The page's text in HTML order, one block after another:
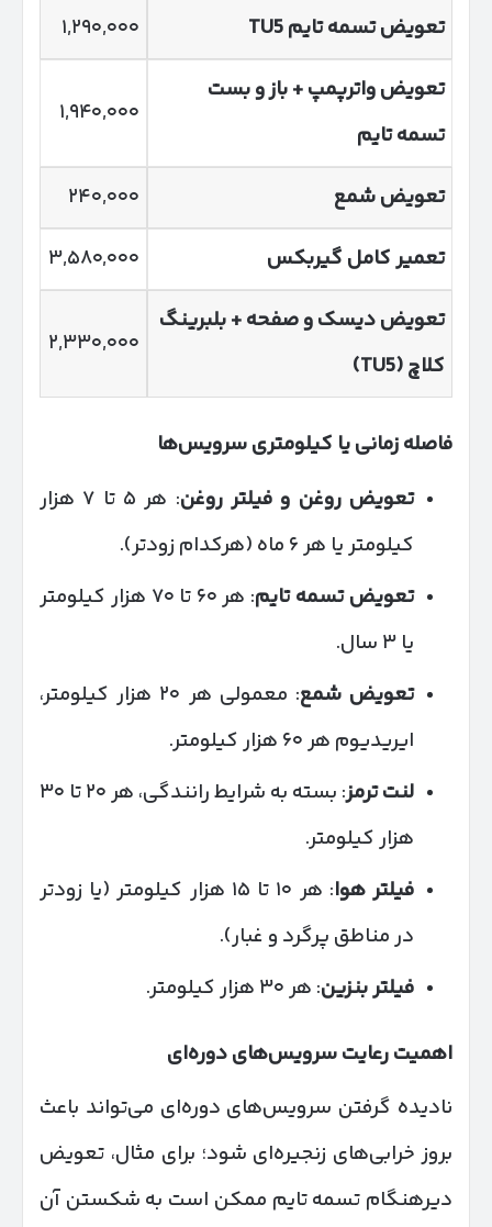
تعویض تسمه تایمTU5
۱,۲۹۰,۰۰۰
تعویض واترپمپ + باز و بست
تسمه تایم
۱,۹۴۰,۰۰۰
تعویض شمع
۲۴۰,۰۰۰
تعمیر کامل گیربکس
۳,۵۸۰,۰۰۰
تعویض دیسک و صفحه + بلبرینگ
کلاچ(TU5)
۲,۳۳۰,۰۰۰
فاصله زمانی یا کیلومتری سرویس‌ها
تعویض روغن و فیلتر روغن
: هر ۵ تا ۷ هزار
کیلومتر یا هر ۶ ماه (هرکدام زودتر).
تعویض تسمه تایم
: هر ۶۰ تا ۷۰ هزار کیلومتر
یا ۳ سال.
تعویض شمع
: معمولی هر ۲۰ هزار کیلومتر،
ایریدیوم هر ۶۰ هزار کیلومتر.
لنت ترمز
: بسته به شرایط رانندگی، هر ۲۰ تا ۳۰
هزار کیلومتر.
فیلتر هوا
: هر ۱۰ تا ۱۵ هزار کیلومتر (یا زودتر
در مناطق پرگرد و غبار).
فیلتر بنزین: هر ۳۰ هزار کیلومتر.
اهمیت رعایت سرویس‌های دوره‌ای
نادیده گرفتن سرویس‌های دوره‌ای می‌تواند باعث
بروز خرابی‌های زنجیره‌ای شود؛ برای مثال، تعویض
دیرهنگام تسمه تایم ممکن است به شکستن آن